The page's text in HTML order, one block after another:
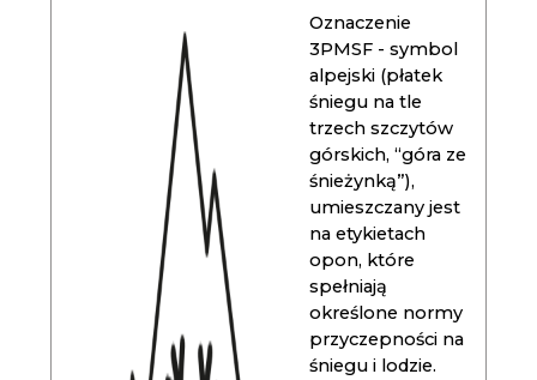
Oznaczenie
3PMSF - symbol
alpejski (płatek
śniegu na tle
trzech szczytów
górskich, “góra ze
śnieżynką”),
umieszczany jest
na etykietach
opon, które
spełniają
określone normy
przyczepności na
śniegu i lodzie.